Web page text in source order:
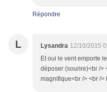
Répondre
L Lysandra 12/10/2015
Et oui le vent emporte
déposer (sourire)<br />
magnifique<br /> <br /